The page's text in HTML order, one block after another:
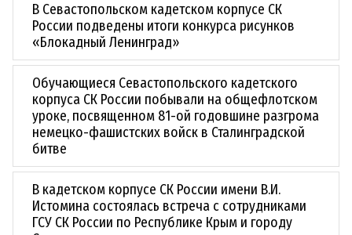
В Севастопольском кадетском корпусе СК
России подведены итоги конкурса рисунков
«Блокадный Ленинград»
Обучающиеся Севастопольского кадетского
корпуса СК России побывали на общефлотском
уроке, посвященном 81-ой годовшине разгрома
немецко-фашистских войск в Сталинградской
битве
В кадетском корпусе СК России имени В.И.
Истомина состоялась встреча с сотрудниками
ГСУ СК России по Республике Крым и городу